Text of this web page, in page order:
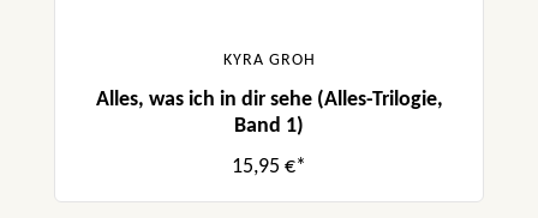
KYRA GROH
Alles, was ich in dir sehe (Alles-Trilogie,
Band 1)
15,95 €*